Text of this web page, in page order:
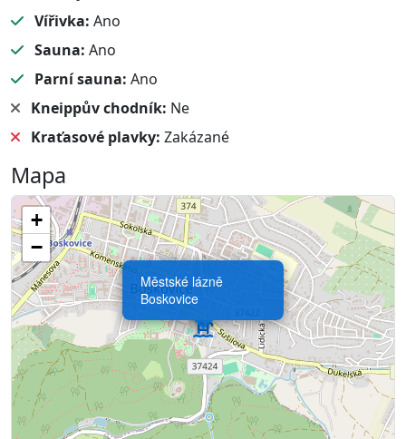
Vířivka: Ano
Sauna: Ano
Parní sauna: Ano
Kneippův chodník: Ne
Kraťasové plavky: Zakázané
Mapa
Městské lázně
Boskovice
+
−